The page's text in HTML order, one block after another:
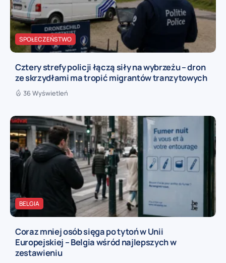
SPOŁECZEŃSTWO
Cztery strefy policji łączą siły na wybrzeżu – dron
ze skrzydłami ma tropić migrantów tranzytowych
36 Wyświetleń
BELGIA
Coraz mniej osób sięga po tytoń w Unii
Europejskiej – Belgia wśród najlepszych w
zestawieniu